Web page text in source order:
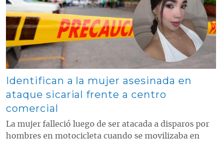
Identifican a la mujer asesinada en
ataque sicarial frente a centro
comercial
La mujer falleció luego de ser atacada a disparos por
hombres en motocicleta cuando se movilizaba en